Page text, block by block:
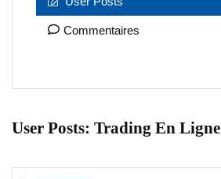
Commentaires
User Posts: Trading En Ligne